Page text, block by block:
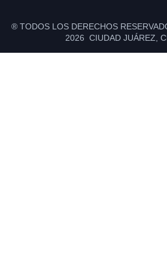
® TODOS LOS DERECHOS
2026 CIUDAD JUÁREZ,